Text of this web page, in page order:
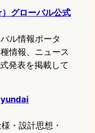
グローバル公式
ル情報ポータ
情報、ニュース
発表を掲載して
・設計思想・